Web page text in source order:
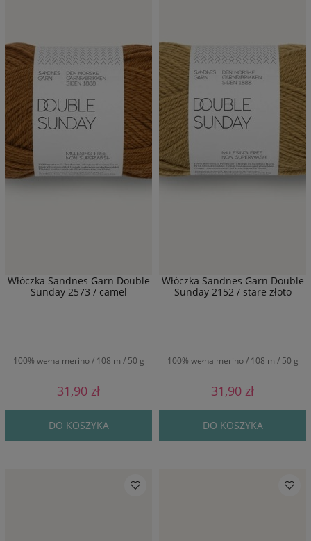
Włóczka Sandnes Garn Double
Sunday 2573 / camel
100% wełna merino / 108 m / 50 g
31,90 zł
DO KOSZYKA
Włóczka Sandnes Garn Double
Sunday 2152 / stare złoto
100% wełna merino / 108 m / 50 g
31,90 zł
DO KOSZYKA